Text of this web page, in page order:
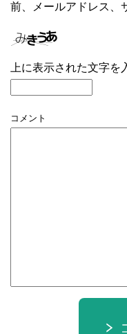
前、メールアドレス、
上に表示された文字を
コメント